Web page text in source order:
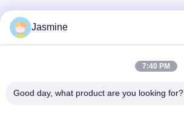
Jasmine
7:40 PM
Good day, what product are you looking for?